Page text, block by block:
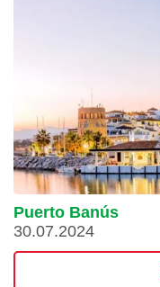
Puerto Banús
30.07.2024